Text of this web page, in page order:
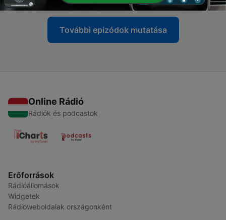
További epizódok mutatása
Online Rádió
Rádiók és podcastok
Erőforrások
Rádióállomások
Widgetek
Rádióweboldalak országonként